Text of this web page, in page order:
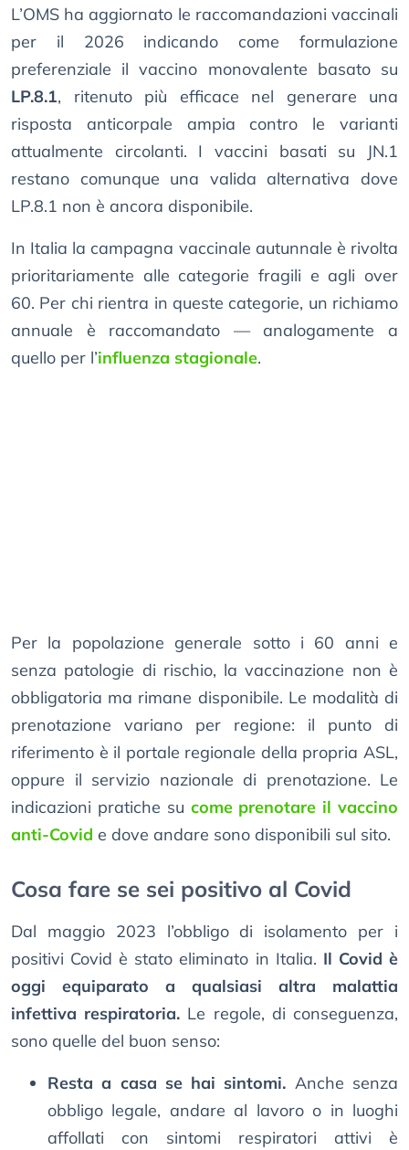
L’OMS ha aggiornato le raccomandazioni vaccinali
per il 2026 indicando come formulazione
preferenziale il vaccino monovalente basato su
LP.8.1, ritenuto più efficace nel generare una
risposta anticorpale ampia contro le varianti
attualmente circolanti. I vaccini basati su JN.1
restano comunque una valida alternativa dove
LP.8.1 non è ancora disponibile.
In Italia la campagna vaccinale autunnale è rivolta
prioritariamente alle categorie fragili e agli over
60. Per chi rientra in queste categorie, un richiamo
annuale è raccomandato — analogamente a
quello per l’influenza stagionale.
Per la popolazione generale sotto i 60 anni e
senza patologie di rischio, la vaccinazione non è
obbligatoria ma rimane disponibile. Le modalità di
prenotazione variano per regione: il punto di
riferimento è il portale regionale della propria ASL,
oppure il servizio nazionale di prenotazione. Le
indicazioni pratiche su come prenotare il vaccino
anti-Covid e dove andare sono disponibili sul sito.
Cosa fare se sei positivo al Covid
Dal maggio 2023 l’obbligo di isolamento per i
positivi Covid è stato eliminato in Italia. Il Covid è
oggi equiparato a qualsiasi altra malattia
infettiva respiratoria. Le regole, di conseguenza,
sono quelle del buon senso:
Resta a casa se hai sintomi. Anche senza
obbligo legale, andare al lavoro o in luoghi
affollati con sintomi respiratori attivi è